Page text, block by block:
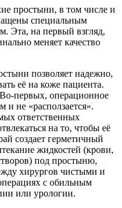
простыни, в том числе и
специальным
Эта, на первый взгляд,
меняет качество
позволяет надежно,
её на коже пациента.
Во-первых, операционное
и не «расползается».
ответственных
на то, чтобы её
создает герметичный
жидкостей (крови,
под простыню,
хирургов чистыми и
с обильным
или урологии.